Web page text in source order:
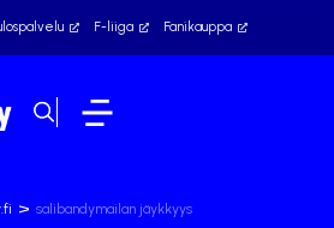
F-liiga Fanikauppa
> salibandymailan jäykkyys